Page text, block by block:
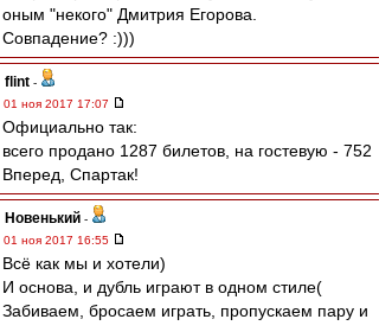
оным "некого" Дмитрия Егорова.
Совпадение? :)))
flint -
01 ноя 2017 17:07
Официально так:
всего продано 1287 билетов, на гостевую - 752
Вперед, Спартак!
Новенький -
01 ноя 2017 16:55
Всё как мы и хотели)
И основа, и дубль играют в одном стиле(
Забиваем, бросаем играть, пропускаем пару и